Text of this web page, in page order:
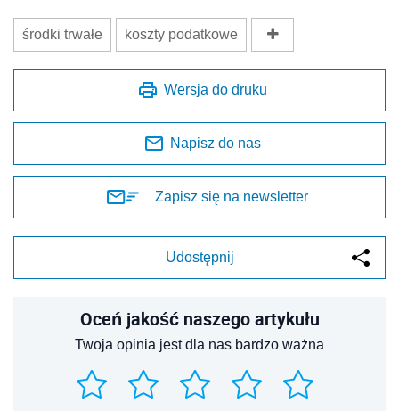
środki trwałe koszty podatkowe
Wersja do druku
Napisz do nas
Zapisz się na newsletter
Udostępnij
Oceń jakość naszego artykułu
Twoja opinia jest dla nas bardzo ważna